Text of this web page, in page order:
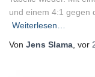
und einem 4:1 gegen
Weiterlesen…
Von Jens Slama, vor